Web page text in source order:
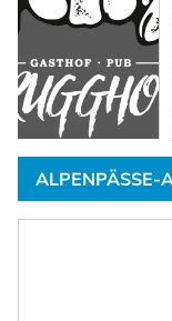
ALPENPÄSSE-